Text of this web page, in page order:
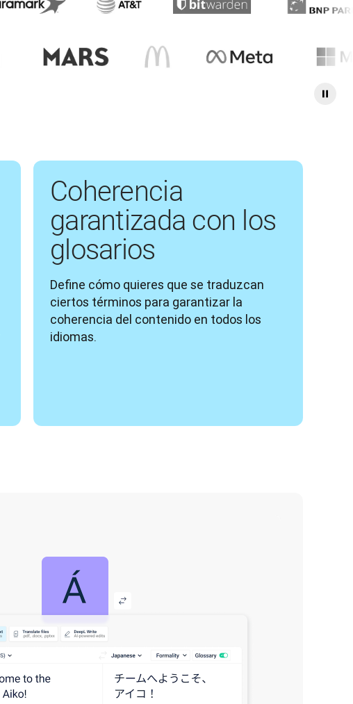
Coherencia
garantizada con los
glosarios
Define cómo quieres que se traduzcan
ciertos términos para garantizar la
coherencia del contenido en todos los
idiomas.